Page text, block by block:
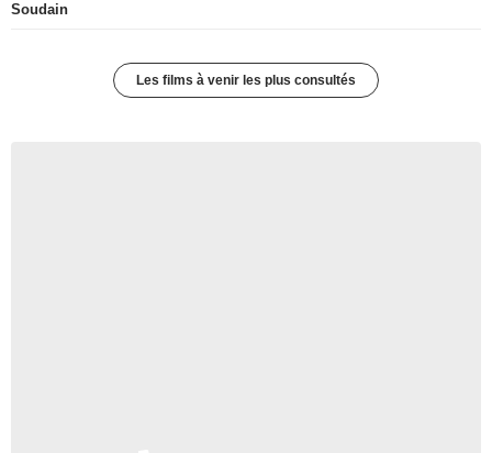
Soudain
Les films à venir les plus consultés